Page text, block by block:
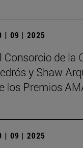
| 09 | 2025
Consorcio de la
y Shaw
los Premios
| 09 | 2025